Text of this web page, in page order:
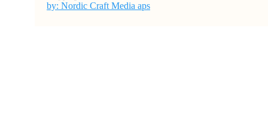
by: Nordic Craft Media aps